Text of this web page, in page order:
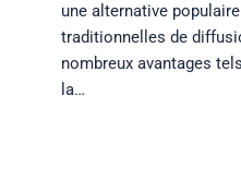
une alternative
traditionnelles de
nombreux avantages
la…